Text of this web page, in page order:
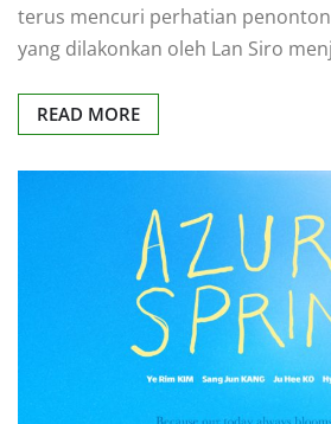
terus mencuri perhatian
yang dilakonkan oleh Lan Siro
READ MORE